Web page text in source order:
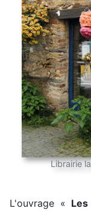
Librairie
L'ouvrage «